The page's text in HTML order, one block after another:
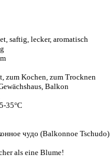
saftig, lecker, aromatisch
zum Kochen, zum Trocknen
Balkon
35°C
чудо (Balkonnoe Tschudo)
als eine Blume!